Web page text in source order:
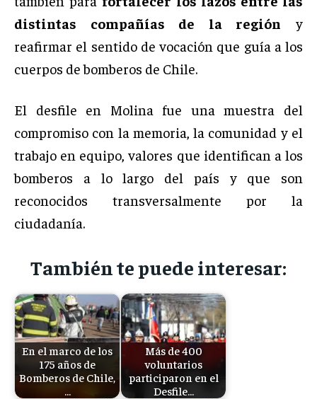
distintas compañías de la región y
reafirmar el sentido de vocación que guía a los
cuerpos de bomberos de Chile.
El desfile en Molina fue una muestra del
compromiso con la memoria, la comunidad y el
trabajo en equipo, valores que identifican a los
bomberos a lo largo del país y que son
reconocidos transversalmente por la
ciudadanía.
También te puede interesar:
En el marco de los
175 años de
Bomberos de Chile,
…
Más de 400
voluntarios
participaron en el
Desfile…